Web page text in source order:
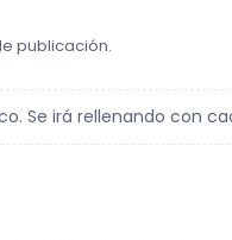
publicación.
Se irá rellenando con